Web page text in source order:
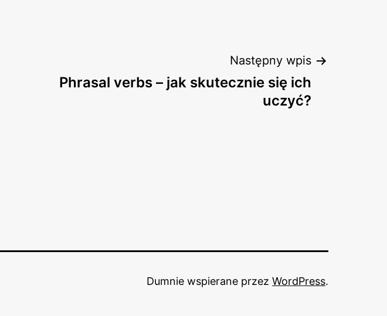
Następny wpis
Phrasal verbs – jak skutecznie się ich
uczyć?
Dumnie wspierane przez WordPress.